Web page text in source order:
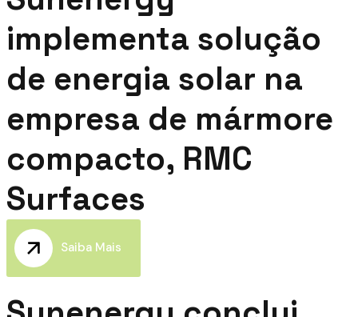
implementa solução
de energia solar na
empresa de mármore
compacto, RMC
Surfaces
Saiba Mais